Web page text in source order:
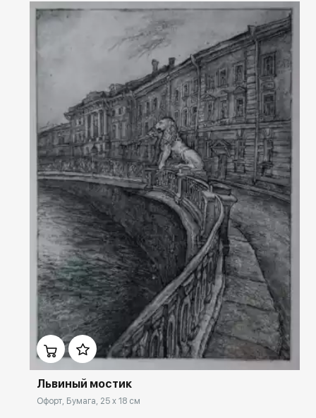
Домен: rakovgallery.ru
Львиный мостик
Офорт, Бумага, 25 x 18 см